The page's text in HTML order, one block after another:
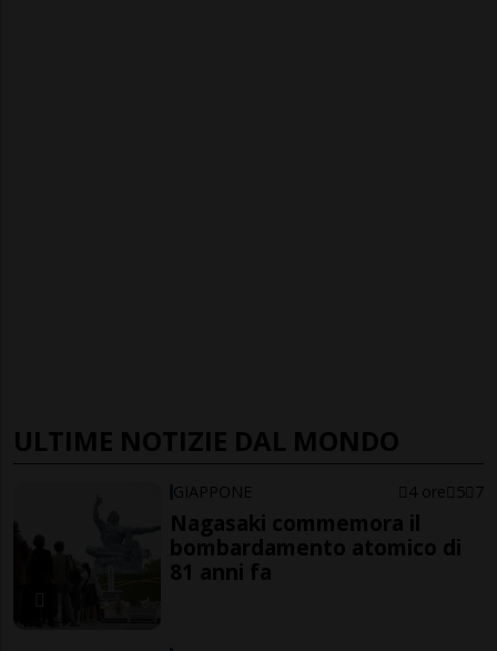
ULTIME NOTIZIE DAL MONDO
GIAPPONE 4 ore 5 7
Nagasaki commemora il
bombardamento atomico di
81 anni fa